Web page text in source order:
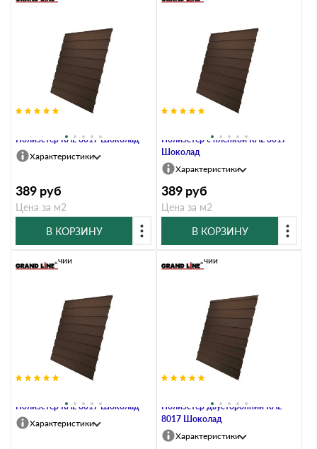
Полиэстер RAL 8017 Шоколад
Характеристики
389 руб
Цена за м2
В КОРЗИНУ
Полиэстер с пленкой RAL 8017
Шоколад
Характеристики
389 руб
Цена за м2
В КОРЗИНУ
Полиэстер RAL 8017 Шоколад
В наличии
Характеристики
Полиэстер двусторонний RAL
8017 Шоколад
В наличии
Характеристики